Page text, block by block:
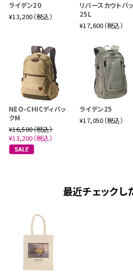
ライデン20
¥13,200（税込）
リバースカウトパ
25L
¥17,600（税込）
NEO-CHICディパッ
クM
¥16,500（税込）
¥13,200（税込）
ライデン25
¥17,050（税込）
最近チェックし